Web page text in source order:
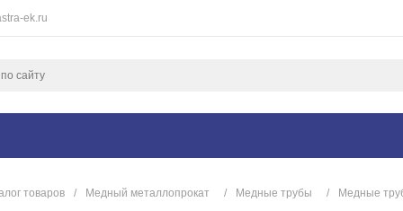
ek.ru
товаров / Медный металлопрокат / Медные трубы / Медные